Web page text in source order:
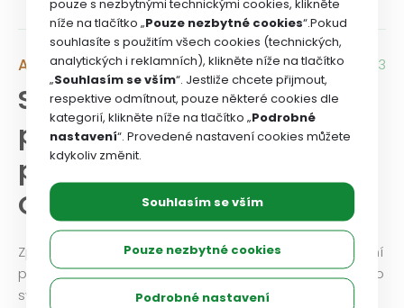
Aktuality 13. 9. 2024 / 16:03
Sekce nezdravotnických
pracovníků – plnění
programu OS od IX. sjezdu
OS do 30. 6. 2024
Zpráva sekce nezdravotnických pracovníků OS o plnění
programu odborového svazu od IX. sjezdu odborového
svazu do 30. června 2024.
pouze s nezbytnými technickými cookies, klikněte
níže na tlačítko „Pouze nezbytné cookies“.Pokud
souhlasíte s použitím všech cookies (technických,
analytických i reklamních), klikněte níže na tlačítko
„Souhlasím se vším“. Jestliže chcete přijmout,
respektive odmítnout, pouze některé cookies dle
kategorií, klikněte níže na tlačítko „Podrobné
nastavení“. Provedené nastavení cookies můžete
kdykoliv změnit.
Souhlasím se vším
Pouze nezbytné cookies
Podrobné nastavení